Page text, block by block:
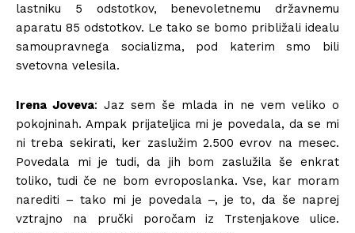
lastniku 5 odstotkov, benevoletnemu državnemu
aparatu 85 odstotkov. Le tako se bomo približali idealu
samoupravnega socializma, pod katerim smo bili
svetovna velesila.
Irena Joveva: Jaz sem še mlada in ne vem veliko o
pokojninah. Ampak prijateljica mi je povedala, da se mi
ni treba sekirati, ker zaslužim 2.500 evrov na mesec.
Povedala mi je tudi, da jih bom zaslužila še enkrat
toliko, tudi če ne bom evroposlanka. Vse, kar moram
narediti – tako mi je povedala –, je to, da še naprej
vztrajno na pručki poročam iz Trstenjakove ulice.